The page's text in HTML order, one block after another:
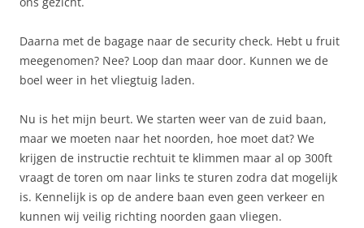
Daarna met de bagage naar de security check. Hebt u fruit
meegenomen? Nee? Loop dan maar door. Kunnen we de
boel weer in het vliegtuig laden.
Nu is het mijn beurt. We starten weer van de zuid baan,
maar we moeten naar het noorden, hoe moet dat? We
krijgen de instructie rechtuit te klimmen maar al op 300ft
vraagt de toren om naar links te sturen zodra dat mogelijk
is. Kennelijk is op de andere baan even geen verkeer en
kunnen wij veilig richting noorden gaan vliegen.